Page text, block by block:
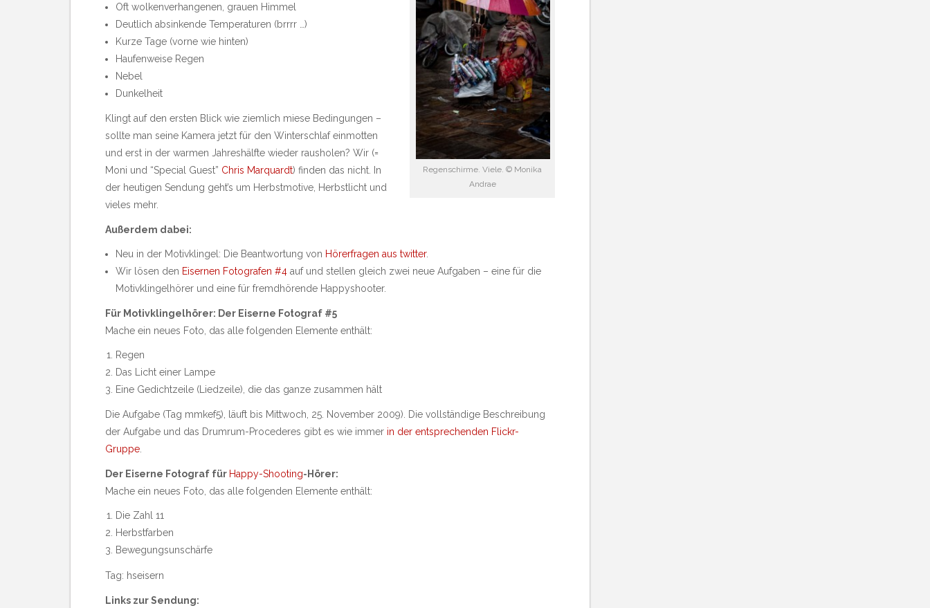
Regenschirme. Viele. © Monika
Andrae
Oft wolkenverhangenen, grauen Himmel
Deutlich absinkende Temperaturen (brrrr …)
Kurze Tage (vorne wie hinten)
Haufenweise Regen
Nebel
Dunkelheit
Klingt auf den ersten Blick wie ziemlich miese Bedingungen –
sollte man seine Kamera jetzt für den Winterschlaf einmotten
und erst in der warmen Jahreshälfte wieder rausholen? Wir (=
Moni und “Special Guest” Chris Marquardt) finden das nicht. In
der heutigen Sendung geht’s um Herbstmotive, Herbstlicht und
vieles mehr.
Außerdem dabei:
Neu in der Motivklingel: Die Beantwortung von Hörerfragen aus twitter.
Wir lösen den Eisernen Fotografen #4 auf und stellen gleich zwei neue Aufgaben – eine für die
Motivklingelhörer und eine für fremdhörende Happyshooter.
Für Motivklingelhörer: Der Eiserne Fotograf #5
Mache ein neues Foto, das alle folgenden Elemente enthält:
Regen
Das Licht einer Lampe
Eine Gedichtzeile (Liedzeile), die das ganze zusammen hält
Die Aufgabe (Tag mmkef5), läuft bis Mittwoch, 25. November 2009). Die vollständige Beschreibung
der Aufgabe und das Drumrum-Procederes gibt es wie immer in der entsprechenden Flickr-
Gruppe.
Der Eiserne Fotograf für Happy-Shooting-Hörer:
Mache ein neues Foto, das alle folgenden Elemente enthält:
Die Zahl 11
Herbstfarben
Bewegungsunschärfe
Tag: hseisern
Links zur Sendung: